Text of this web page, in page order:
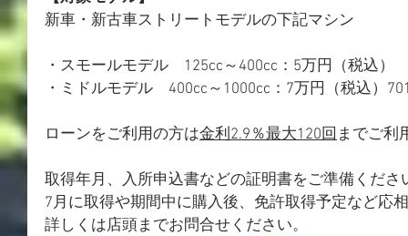
​新車・新古車ストリートモデルの下記マシン
・スモールモデル　125cc～400cc：5万円（税込）
・ミドルモデル　400cc～1000cc：7万円（税込）
ローンをご利用の方は金利2.9％最大120回 までご利
取得年月、入所申込書などの証明書をご準備くださ
7月に取得や期間中に購入後、免許取得予定など応
詳しくは店頭までお問合せください。